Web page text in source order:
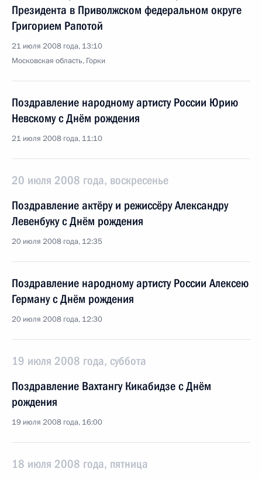
Президента в Приволжском федеральном округе
Григорием Рапотой
21 июля 2008 года, 13:10
Московская область, Горки
Поздравление народному артисту России Юрию
Невскому с Днём рождения
21 июля 2008 года, 11:10
20 июля 2008 года, воскресенье
Поздравление актёру и режиссёру Александру
Левенбуку с Днём рождения
20 июля 2008 года, 12:35
Поздравление народному артисту России Алексею
Герману с Днём рождения
20 июля 2008 года, 12:30
19 июля 2008 года, суббота
Поздравление Вахтангу Кикабидзе с Днём
рождения
19 июля 2008 года, 16:00
18 июля 2008 года, пятница